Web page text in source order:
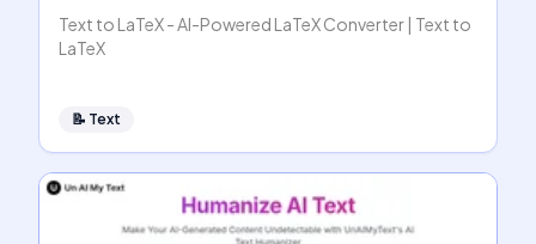
Text to LaTeX - AI-Powered LaTeX Converter | Text to
LaTeX
📝 Text